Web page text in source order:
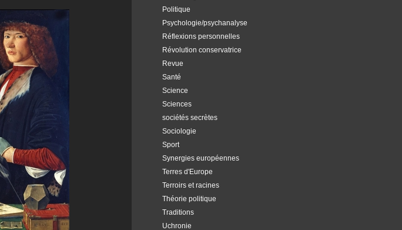
Politique
Psychologie/psychanalyse
Réflexions personnelles
Révolution conservatrice
Revue
Santé
Science
Sciences
sociétés secrètes
Sociologie
Sport
Synergies européennes
Terres d'Europe
Terroirs et racines
Théorie politique
Traditions
Uchronie